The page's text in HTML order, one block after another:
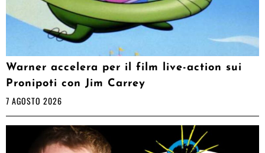
Warner accelera per il film live-action sui
Pronipoti con Jim Carrey
7 AGOSTO 2026